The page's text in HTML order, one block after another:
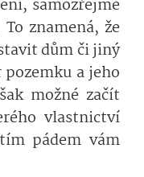
samozřejmě
znamená, že
dům či jiný
a jeho
možné začít
vlastnictví
pádem vám